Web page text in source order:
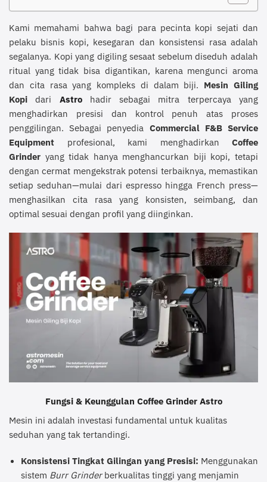
Kami memahami bahwa bagi para pecinta kopi sejati dan
pelaku bisnis kopi, kesegaran dan konsistensi rasa adalah
segalanya. Kopi yang digiling sesaat sebelum diseduh adalah
ritual yang tidak bisa digantikan, karena mengunci aroma
dan cita rasa yang kompleks di dalam biji. Mesin Giling
Kopi dari Astrohadir sebagai mitra terpercaya yang
menghadirkan presisi dan kontrol penuh atas proses
penggilingan. Sebagai penyedia Commercial F&B Service
Equipment profesional, kami menghadirkan Coffee
Grinder yang tidak hanya menghancurkan biji kopi, tetapi
dengan cermat mengekstrak potensi terbaiknya, memastikan
setiap seduhan—mulai dari espresso hingga French press—
menghasilkan cita rasa yang konsisten, seimbang, dan
optimal sesuai dengan profil yang diinginkan.
Fungsi & Keunggulan Coffee Grinder Astro
Mesin ini adalah investasi fundamental untuk kualitas
seduhan yang tak tertandingi.
Konsistensi Tingkat Gilingan yang Presisi: Menggunakan
sistem Burr Grinderberkualitas tinggi yang menjamin